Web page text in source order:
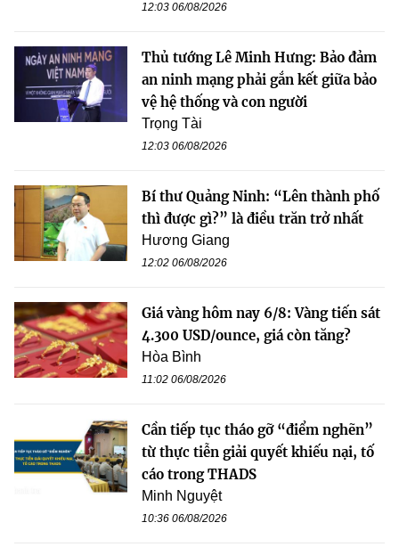
12:03 06/08/2026
Thủ tướng Lê Minh Hưng: Bảo đảm
an ninh mạng phải gắn kết giữa bảo
vệ hệ thống và con người
Trọng Tài
12:03 06/08/2026
Bí thư Quảng Ninh: “Lên thành phố
thì được gì?” là điều trăn trở nhất
Hương Giang
12:02 06/08/2026
Giá vàng hôm nay 6/8: Vàng tiến sát
4.300 USD/ounce, giá còn tăng?
Hòa Bình
11:02 06/08/2026
Cần tiếp tục tháo gỡ “điểm nghẽn”
từ thực tiễn giải quyết khiếu nại, tố
cáo trong THADS
Minh Nguyệt
10:36 06/08/2026